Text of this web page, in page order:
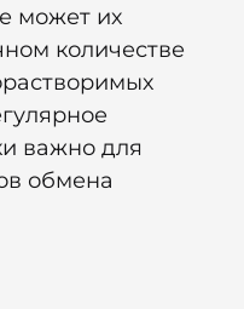
может их
количестве
важно для
обмена